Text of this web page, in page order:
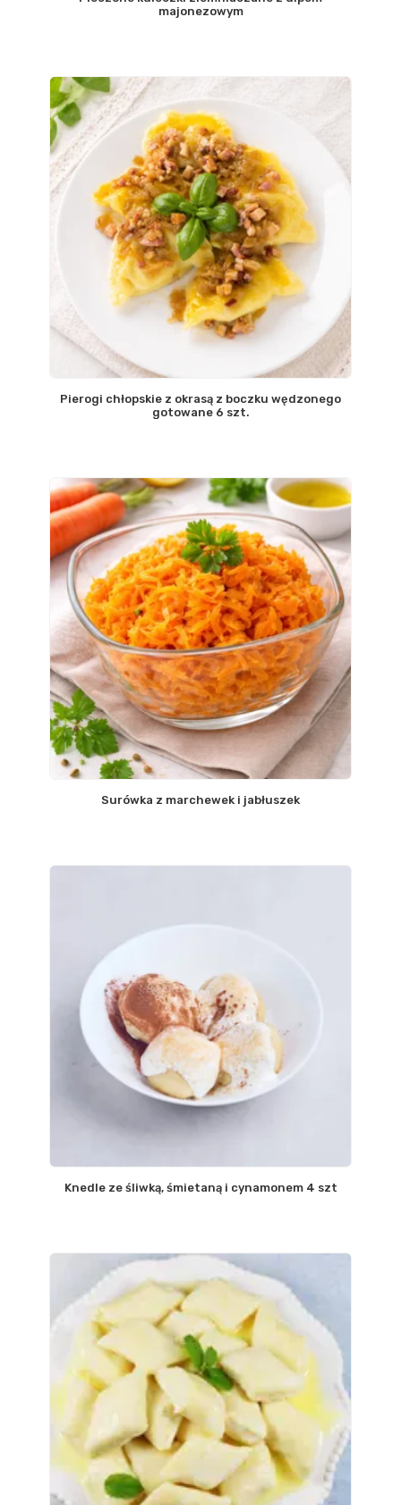
majonezowym
Pierogi chłopskie z okrasą z boczku wędzonego
gotowane 6 szt.
Surówka z marchewek i jabłuszek
Knedle ze śliwką, śmietaną i cynamonem 4 szt